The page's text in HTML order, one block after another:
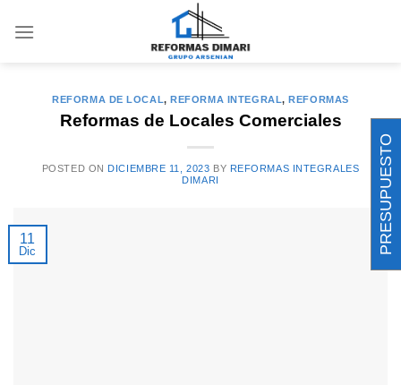
ARCHIVOS DE ETIQUETAS:
INTEGRALES
REFORMA DE LOCAL,REFORMA INTEGRAL,REFORMAS
Reformas de Locales Comerciales
POSTED ON DICIEMBRE 11, 2023 BY REFORMAS INTEGRALES
DIMARI
11
Dic PRESUPUESTO